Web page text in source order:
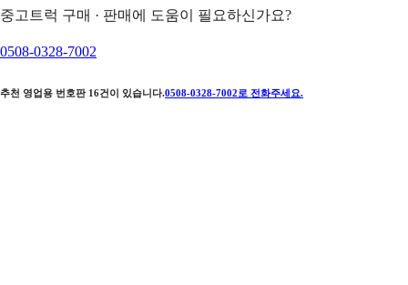
중고트럭 구매 · 판매에 도움이 필요하신가요?
0508-0328-7002
추천 영업용 번호판 16건이 있습니다.0508-0328-7002 로 전화주세요.